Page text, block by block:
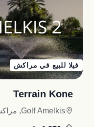
فيلا للبيع في مراكش
Terrain Kone
Golf Amelkis, مراكش-آسفي